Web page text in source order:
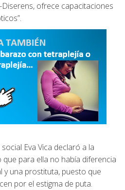
Diserens, ofrece capacitaciones
Eva Vica declaró a la
para ella no había diferencia
y una prostituta, puesto que
por el estigma de puta.